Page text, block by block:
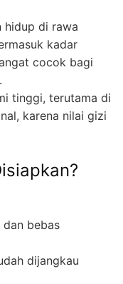
hidup di rawa
kadar
cocok bagi
tinggi, terutama di
karena nilai gizi
bebas
dijangkau